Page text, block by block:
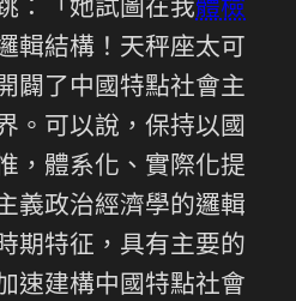
：「她試圖在我體檢
輯結構！天秤座太可
闢了中國特點社會主
。可以說，保持以國
，體系化、實際化提
義政治經濟學的邏輯
期特征，具有主要的
速建構中國特點社會